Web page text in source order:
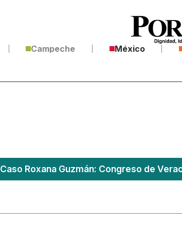
Campeche México
Caso Roxana Guzmán: Congreso de